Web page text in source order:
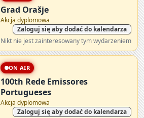
Grad Orašje
Akcja dyplomowa
Zaloguj się aby dodać do kalendarza
Nikt nie jest zainteresowany tym wydarzeniem
ON AIR
100th Rede Emissores
Portugueses
Akcja dyplomowa
Zaloguj się aby dodać do kalendarza